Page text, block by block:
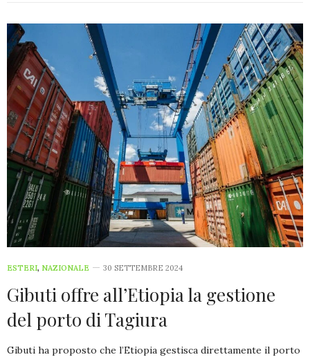
ESTERI, NAZIONALE 30 SETTEMBRE 2024
Gibuti offre all’Etiopia la gestione
del porto di Tagiura
Gibuti ha proposto che l’Etiopia gestisca direttamente il porto